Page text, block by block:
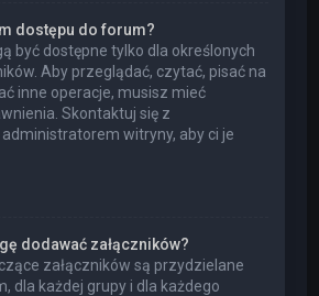
dostępu do forum?
być dostępne tylko dla określonych
Aby przeglądać, czytać, pisać na
inne operacje, musisz mieć
Skontaktuj się z
witryny, aby ci je
dodawać załączników?
załączników są przydzielane
dla każdej grupy i dla każdego